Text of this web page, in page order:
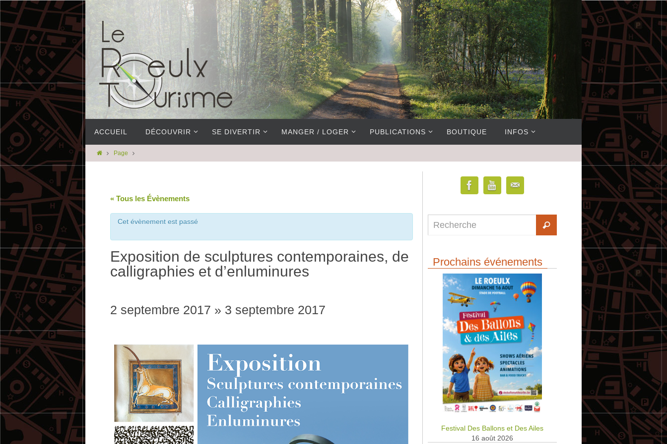
ACCUEIL DÉCOUVRIR SE DIVERTIR MANGER / LOGER PUBLICATIONS BOUTIQUE INFOS
Page
« Tous les Évènements
Cet évènement est passé
Exposition de sculptures contemporaines, de
calligraphies et d’enluminures
2 septembre 2017 » 3 septembre 2017
Prochains événements
Festival Des Ballons et Des Ailes
16 août 2026